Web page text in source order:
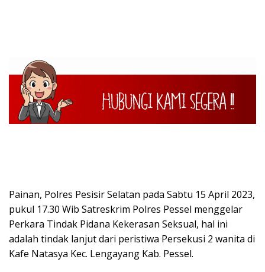
Painan, Polres Pesisir Selatan pada Sabtu 15 April 2023,
pukul 17.30 Wib Satreskrim Polres Pessel menggelar
Perkara Tindak Pidana Kekerasan Seksual, hal ini
adalah tindak lanjut dari peristiwa Persekusi 2 wanita di
Kafe Natasya Kec. Lengayang Kab. Pessel.